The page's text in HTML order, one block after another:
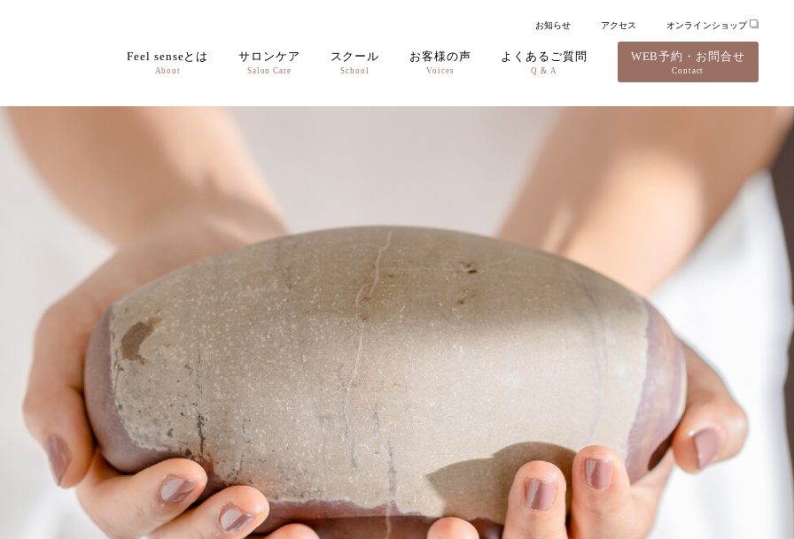
お知らせ アクセス オンラインショップ
Feel senseとは
About
サロンケア
Salon Care
スクール
School
お客様の声
Voices
よくあるご質問
Q & A
WEB予約・お問合せ
Contact